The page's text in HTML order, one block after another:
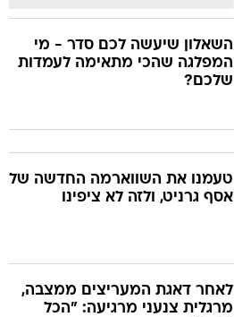
השאלון שיעשה לכם סדר - מי
המפלגה שהכי מתאימה לעמדות
שלכם?
טעמנו את השווארמה החדשה של
אסף גרניט, ולזה לא ציפינו
לאחר דאגת המעריצים ממצבה,
מרגלית צנעני מרגיעה: "הכל